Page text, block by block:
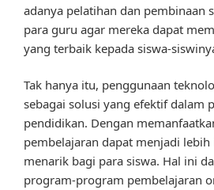
adanya pelatihan dan pembinaan
para guru agar mereka dapat
yang terbaik kepada siswa-
Tak hanya itu, penggunaan
sebagai solusi yang efektif dalam
pendidikan. Dengan
pembelajaran dapat menjadi
menarik bagi para siswa. Hal ini
program-program pembelajaran